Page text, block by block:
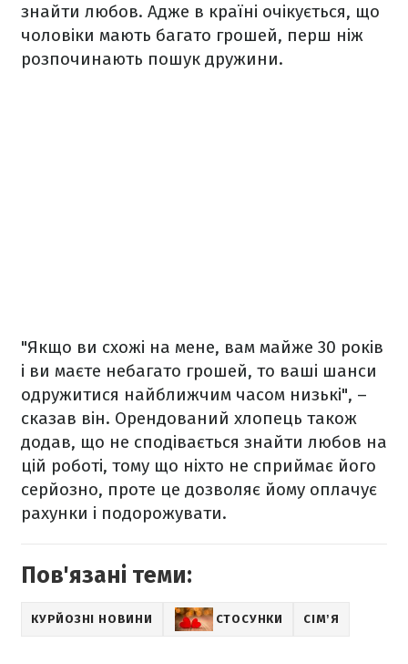
знайти любов. Адже в країні очікується, що
чоловіки мають багато грошей, перш ніж
розпочинають пошук дружини.
"Якщо ви схожі на мене, вам майже 30 років
і ви маєте небагато грошей, то ваші шанси
одружитися найближчим часом низькі", –
сказав він. Орендований хлопець також
додав, що не сподівається знайти любов на
цій роботі, тому що ніхто не сприймає його
серйозно, проте це дозволяє йому оплачує
рахунки і подорожувати.
Пов'язані теми:
КУРЙОЗНІ НОВИНИ СТОСУНКИ СІМʼЯ